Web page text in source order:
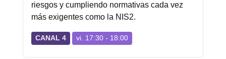
riesgos y cumpliendo normativas cada vez
más exigentes como la NIS2.
CANAL 4 vi. 17:30 - 18:00